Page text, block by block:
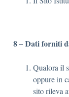
8 – Dati forniti
Qualora il
oppure in
sito rileva